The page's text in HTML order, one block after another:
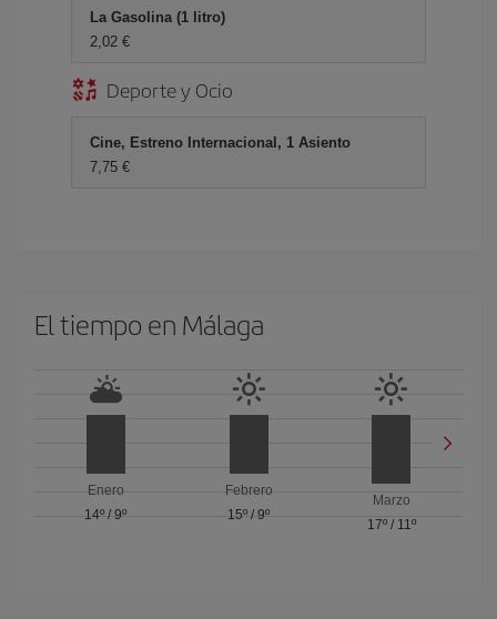
La Gasolina (1 litro)
2,02 €
Deporte y Ocio
Cine, Estreno Internacional, 1 Asiento
7,75 €
El tiempo en Málaga
Enero
14º /9º
Febrero
15º / 9º
Marzo
17º/ 11º